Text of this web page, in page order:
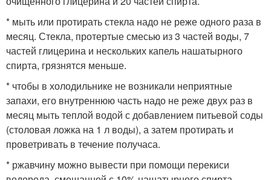
* мыть или протирать стекла надо не реже одного раза в
месяц. Стекла, протертые смесью из 3 частей воды, 7
частей глицерина и нескольких капель нашатырного
спирта, грязнятся меньше.
* чтобы в холодильнике не возникали неприятные
запахи, его внутреннюю часть надо не реже двух раз в
месяц мыть теплой водой с добавлением питьевой соды
(столовая ложка на 1 л воды), а затем протирать и
проветривать в течение получаса.
* ржавчину можно вывести при помощи перекиси